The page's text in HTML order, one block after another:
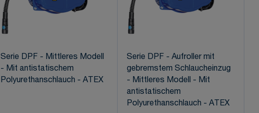
Serie DPF - Mittleres Modell
- Mit antistatischem
Polyurethanschlauch - ATEX
Serie DPF - Aufroller mit
gebremstem Schlaucheinzug
- Mittleres Modell - Mit
antistatischem
Polyurethanschlauch - ATEX